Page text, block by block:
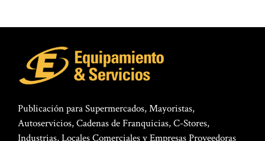
Publicación para Supermercados, Mayoristas,
Autoservicios, Cadenas de Franquicias, C-Stores,
Industrias, Locales Comerciales y Empresas Proveedoras